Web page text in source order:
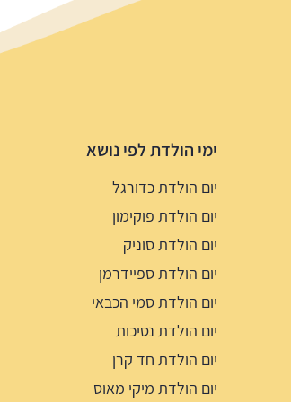
ימי הולדת לפי נושא
יום הולדת כדורגל
יום הולדת פוקימון
יום הולדת סוניק
יום הולדת ספיידרמן
יום הולדת סמי הכבאי
יום הולדת נסיכות
יום הולדת חד קרן
יום הולדת מיקי מאוס